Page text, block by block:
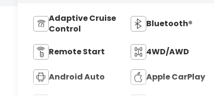
Adaptive Cruise
Control
Bluetooth®
Remote Start 4WD/AWD
Android Auto Apple CarPlay